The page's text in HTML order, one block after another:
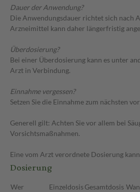
Dauer der Anwendung?
Die Anwendungsdauer richtet sich nach
Arzneimittel kann daher längerfristig
Überdosierung?
Bei einer Überdosierung kann es unter
Arzt in Verbindung.
Einnahme vergessen?
Setzen Sie die Einnahme zum nächsten
Generell gilt: Achten Sie vor allem bei
Vorsichtsmaßnahmen.
Eine vom Arzt verordnete Dosierung
Dosierung
Wer Einzeldosis Gesamtdosis